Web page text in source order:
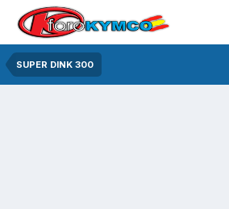
SUPER DINK 300